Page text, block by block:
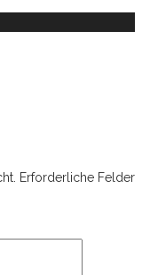
Erforderliche Felder